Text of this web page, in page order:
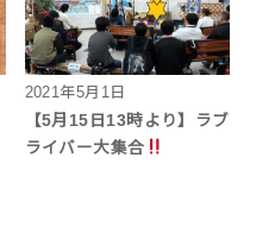
2021年5月1日
【5月15日13時より】ラブ
ライバー大集合